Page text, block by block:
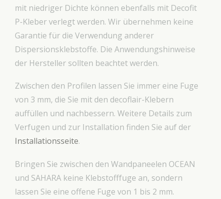
mit niedriger Dichte können ebenfalls mit Decofit
P-Kleber verlegt werden. Wir übernehmen keine
Garantie für die Verwendung anderer
Dispersionsklebstoffe. Die Anwendungshinweise
der Hersteller sollten beachtet werden.
Zwischen den Profilen lassen Sie immer eine Fuge
von 3 mm, die Sie mit den decoflair-Klebern
auffüllen und nachbessern. Weitere Details zum
Verfugen und zur Installation finden Sie auf der
Installationsseite.
Bringen Sie zwischen den Wandpaneelen OCEAN
und SAHARA keine Klebstofffuge an, sondern
lassen Sie eine offene Fuge von 1 bis 2 mm.